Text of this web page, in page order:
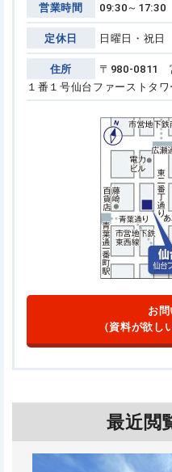
営業時間 09:30～17:30
定休日 日曜日・祝日
住所
〒980-0811
１番１号仙台ファーストタ
お
（資料が欲し
最近閲